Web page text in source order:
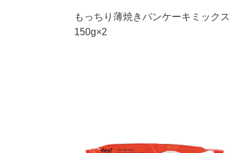
もっちり薄焼きパンケーキミックス
150g×2